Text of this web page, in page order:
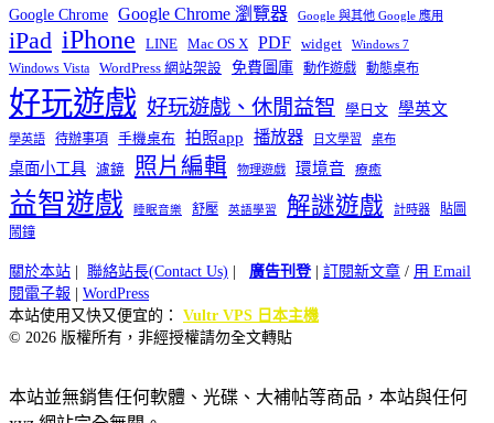
Google Chrome Google Chrome 瀏覽器 Google 與其他 Google 應用
iPad iPhone LINE Mac OS X PDF widget Windows 7
Windows Vista WordPress 網站架設 免費圖庫 動作遊戲 動態桌布
好玩遊戲 好玩遊戲、休閒益智 學日文 學英文
學英語 待辦事項 手機桌布 拍照app 播放器 日文學習 桌布
桌面小工具 濾鏡 照片編輯 物理遊戲 環境音 療癒
益智遊戲 睡眠音樂 舒壓 英語學習 解謎遊戲 計時器
貼圖
鬧鐘
關於本站 | 聯絡站長(Contact Us) | 廣告刊登| 訂閱新文章 / 用 Email
閱電子報 | WordPress
本站使用又快又便宜的： Vultr VPS 日本主機
© 2026 版權所有，非經授權請勿全文轉貼
本站並無銷售任何軟體、光碟、大補帖等商品，本站與任何